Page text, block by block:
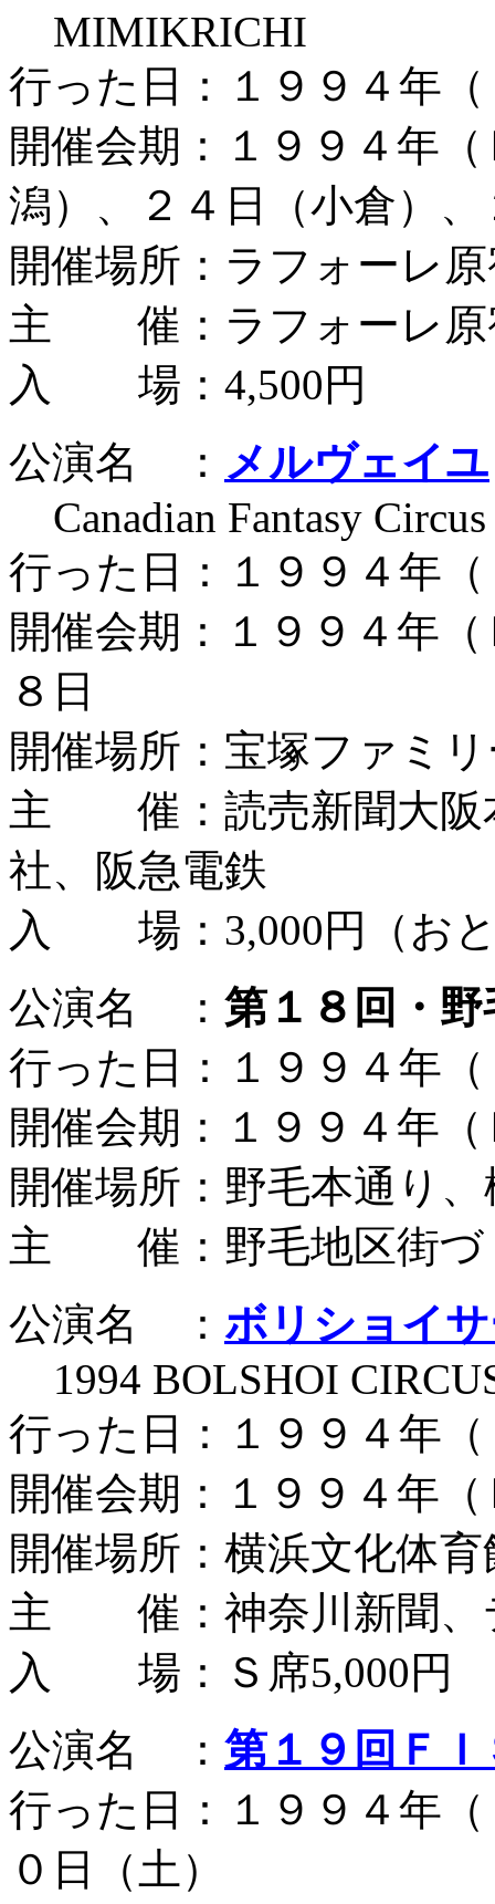
MIMIKRICHI
行った日：１９９４年
開催会期：１９９４年
潟）、２４日（小倉）
開催場所：ラフォーレ
主 催：ラフォーレ原
入 場：4,500円
公演名 ： メルヴェイユ
Canadian Fantasy
行った日：１９９４年
開催会期：１９９４年
８日
開催場所：宝塚ファミ
主 催：読売新聞大阪
社、阪急電鉄
入 場：3,000円（おと
公演名 ： 第１８回・
行った日：１９９４年
開催会期：１９９４年
開催場所：野毛本通り
主 催：野毛地区街づ
公演名 ： ボリショイ
1994 BOLSHOI
行った日：１９９４年
開催会期：１９９４年
開催場所：横浜文化体育
主 催：神奈川新聞、
入 場：Ｓ席5,000円
公演名 ： 第１９回Ｆ
行った日：１９９４年
０日（土）